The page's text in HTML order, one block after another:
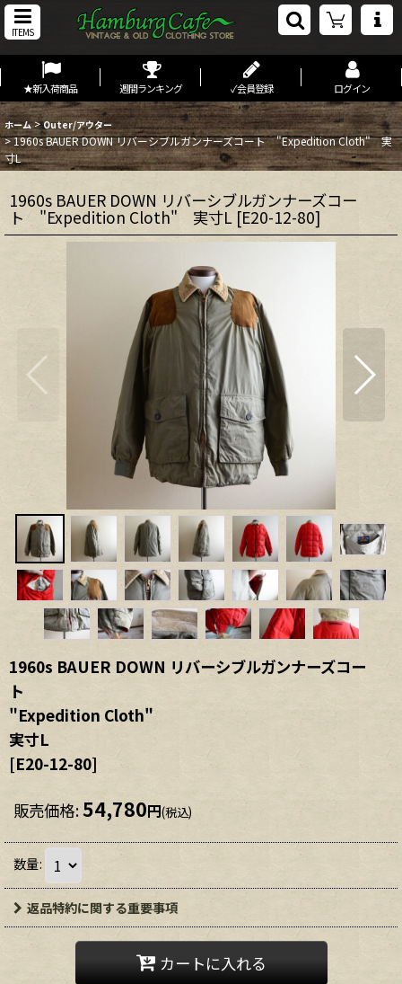
ITEMS
★新入荷商品 週間ランキング ✓会員登録 ログイン
ホーム > Outer/アウター
>1960s BAUER DOWN リバーシブルガンナーズコート "Expedition Cloth" 実
寸L
1960s BAUER DOWN リバーシブルガンナーズコー
ト "Expedition Cloth" 実寸L [E20-12-80]
1960s BAUER DOWN リバーシブルガンナーズコー
ト
"Expedition Cloth"
実寸L
[E20-12-80]
販売価格:54,780円(税込)
数量:
返品特約に関する重要事項
カートに入れる